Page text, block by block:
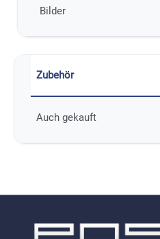
Bilder
Zubehör
Auch gekauft